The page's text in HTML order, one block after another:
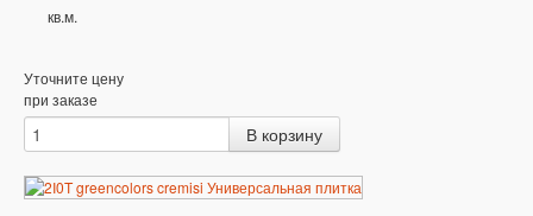
кв.м.
Уточните цену
при заказе